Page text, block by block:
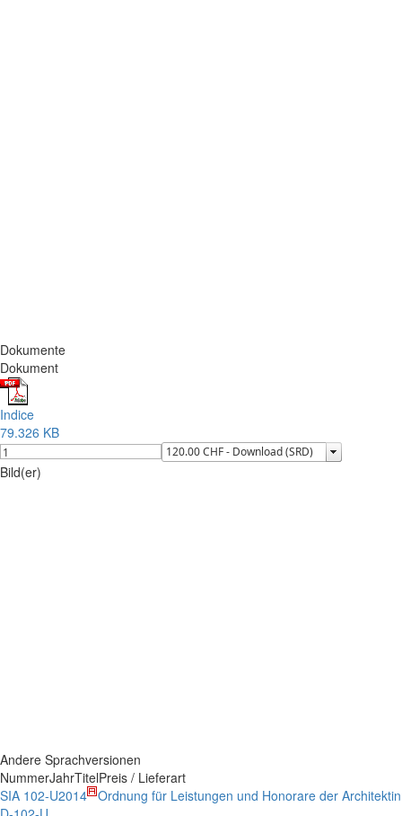
Dokumente
Dokument
Indice
79.326 KB
Bild(er)
Andere Sprachversionen
NummerJahrTitelPreis / Lieferart
SIA 102-U2014 Ordnung für Leistungen und Honorare der